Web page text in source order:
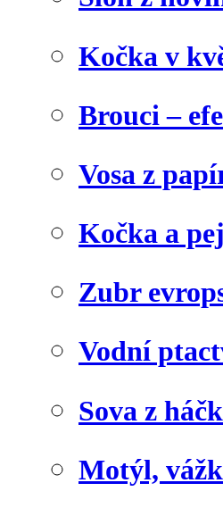
Kočka v
Brouci –
Vosa z
Kočka a
Zubr
Vodní
Sova z
Motýl,